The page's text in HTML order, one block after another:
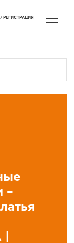
–
/ РЕГИСТРАЦИЯ